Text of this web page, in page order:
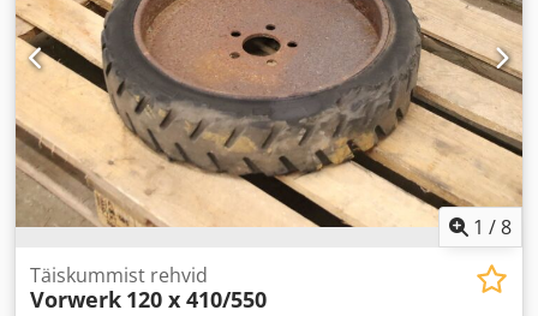
1 /8
Täiskummist rehvid
Vorwerk 120 x 410/550